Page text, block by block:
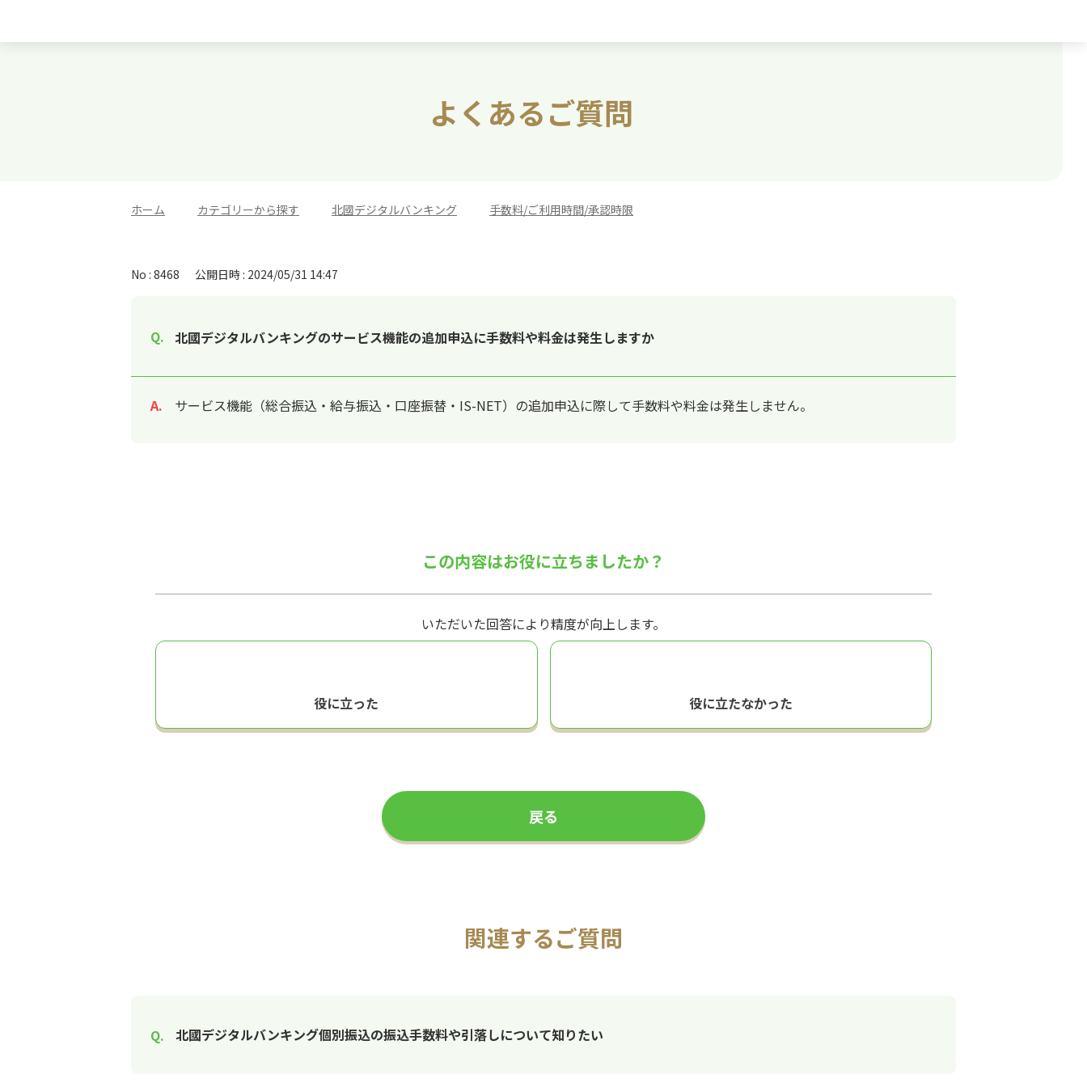
よくあるご質問
ホーム カテゴリーから探す 北國デジタルバンキング 手数料/ご利用時間/承認時限
No : 8468 公開日時 : 2024/05/31 14:47
北國デジタルバンキングのサービス機能の追加申込に手数料や料金は発生しますか
回答
サービス機能（総合振込・給与振込・口座振替・IS-NET）の追加申込に際して手数料や料金は発生しません。
この内容はお役に立ちましたか？
いただいた回答により精度が向上します。
役に立った 役に立たなかった
戻る
関連するご質問
北國デジタルバンキング個別振込の振込手数料や引落しについて知りたい